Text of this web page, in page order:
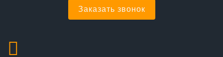
Заказать звонок